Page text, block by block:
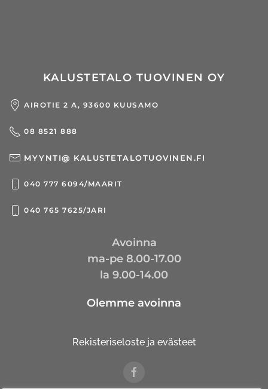
KALUSTETALO TUOVINEN OY
AIROTIE 2 A, 93600 KUUSAMO
08 8521 888
MYYNTI@ KALUSTETALOTUOVINEN.FI
040 777 6094/MAARIT
040 765 7625/JARI
Avoinna
ma-pe 8.00-17.00
la 9.00-14.00
Olemme avoinna
Rekisteriseloste ja evästeet